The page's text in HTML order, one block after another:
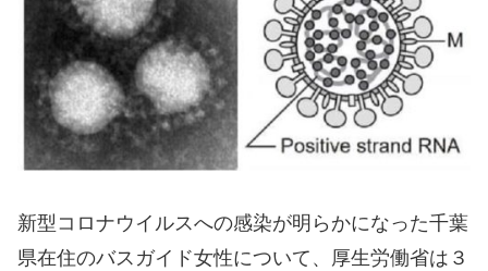
新型コロナウイルスへの感染が明らかになった千葉
県在住のバスガイド女性について、厚生労働省は３